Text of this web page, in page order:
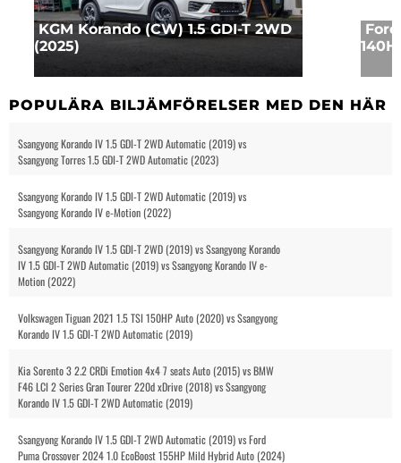
KGM Korando (CW) 1.5 GDI-T 2WD
(2025)
POPULÄRA BILJÄMFÖRELSER MED DEN HÄR
Ssangyong Korando IV 1.5 GDI-T 2WD Automatic (2019) vs
Ssangyong Torres 1.5 GDI-T 2WD Automatic (2023)
Ssangyong Korando IV 1.5 GDI-T 2WD Automatic (2019) vs
Ssangyong Korando IV e-Motion (2022)
Ssangyong Korando IV 1.5 GDI-T 2WD (2019) vs Ssangyong Korando
IV 1.5 GDI-T 2WD Automatic (2019) vs Ssangyong Korando IV e-
Motion (2022)
Volkswagen Tiguan 2021 1.5 TSI 150HP Auto (2020) vs Ssangyong
Korando IV 1.5 GDI-T 2WD Automatic (2019)
Kia Sorento 3 2.2 CRDi Emotion 4x4 7 seats Auto (2015) vs BMW
F46 LCI 2 Series Gran Tourer 220d xDrive (2018) vs Ssangyong
Korando IV 1.5 GDI-T 2WD Automatic (2019)
Ssangyong Korando IV 1.5 GDI-T 2WD Automatic (2019) vs Ford
Puma Crossover 2024 1.0 EcoBoost 155HP Mild Hybrid Auto (2024)